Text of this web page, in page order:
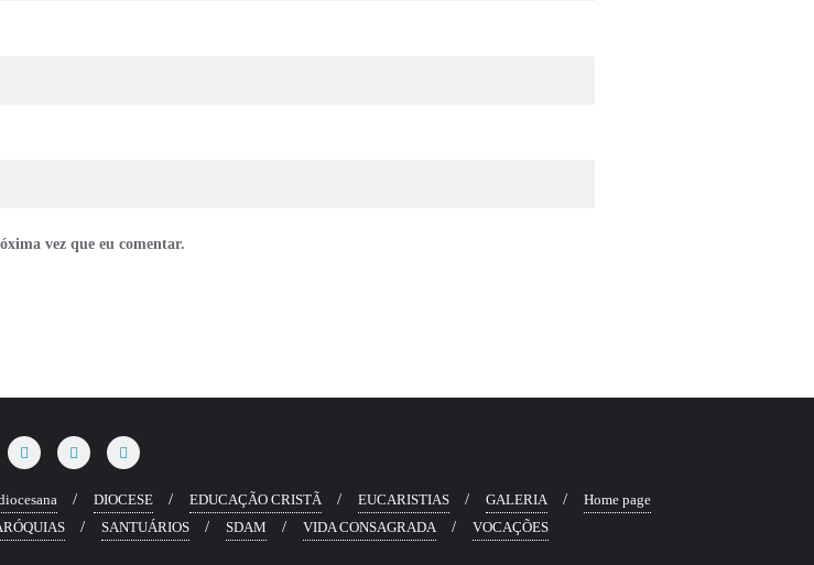
vez que eu comentar.
DIOCESE EDUCAÇÃO CRISTÃ EUCARISTIAS GALERIA
Home page
SANTUÁRIOS SDAM VIDA CONSAGRADA VOCAÇÕES